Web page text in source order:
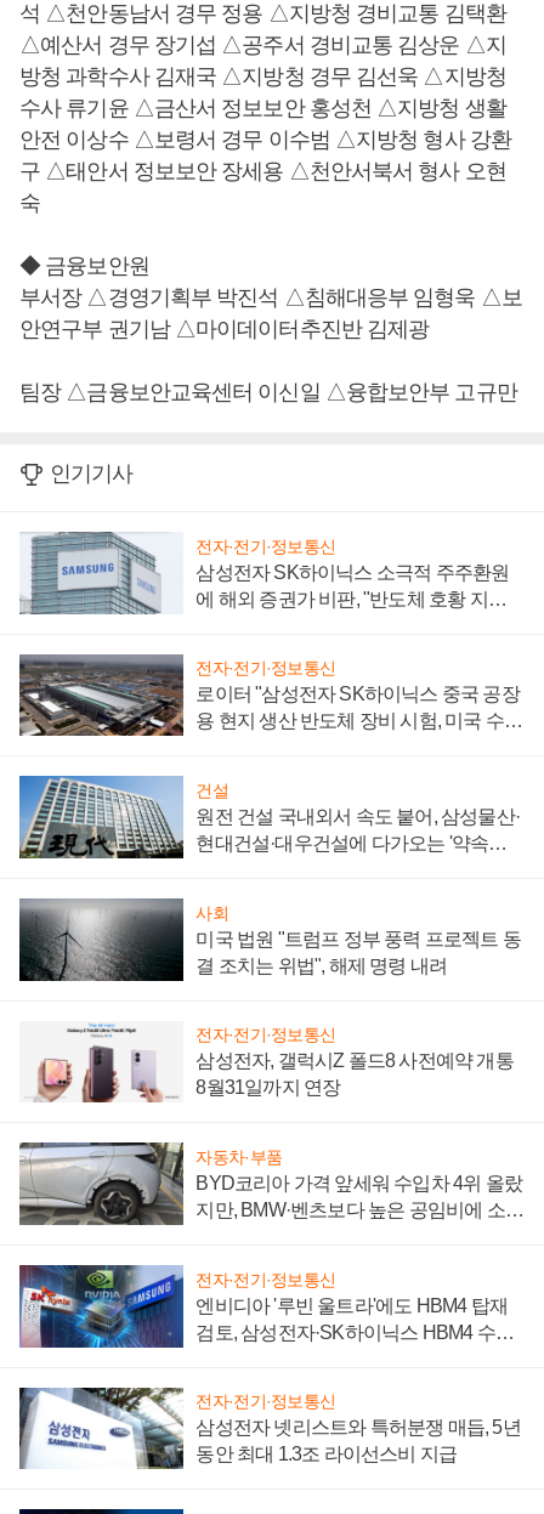
석 △천안동남서 경무 정용 △지방청 경비교통 김택환
△예산서 경무 장기섭 △공주서 경비교통 김상운 △지
방청 과학수사 김재국 △지방청 경무 김선욱 △지방청
수사 류기윤 △금산서 정보보안 홍성천 △지방청 생활
안전 이상수 △보령서 경무 이수범 △지방청 형사 강환
구 △태안서 정보보안 장세용 △천안서북서 형사 오현
숙
◆ 금융보안원
부서장 △경영기획부 박진석 △침해대응부 임형욱 △보
안연구부 권기남 △마이데이터추진반 김제광
팀장 △금융보안교육센터 이신일 △융합보안부 고규만
인기기사
전자·전기·정보통신
삼성전자 SK하이닉스 소극적 주주환원
에 해외 증권가 비판, "반도체 호황 지속
전자·전기·정보통신
로이터 "삼성전자 SK하이닉스 중국 공장
용 현지 생산 반도체 장비 시험, 미국 수출
건설
원전 건설 국내외서 속도 붙어, 삼성물산·
현대건설·대우건설에 다가오는 '약속의
사회
미국 법원 "트럼프 정부 풍력 프로젝트 동
결 조치는 위법", 해제 명령 내려
전자·전기·정보통신
삼성전자, 갤럭시Z 폴드8 사전예약 개통
8월31일까지 연장
자동차·부품
BYD코리아 가격 앞세워 수입차 4위 올랐
지만, BMW·벤츠보다 높은 공임비에 소비
전자·전기·정보통신
엔비디아 '루빈 울트라'에도 HBM4 탑재
검토, 삼성전자·SK하이닉스 HBM4 수율
전자·전기·정보통신
삼성전자 넷리스트와 특허분쟁 매듭, 5년
동안 최대 1.3조 라이선스비 지급